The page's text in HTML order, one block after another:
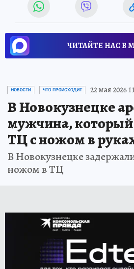
ЧИТАЙТЕ НАС В
НОВОСТИ ЧТО ПРОИСХОДИТ 22 мая 2026
В Новокузнецке
мужчина,
ТЦ с ножом в
В Новокузнецке
ножом в ТЦ